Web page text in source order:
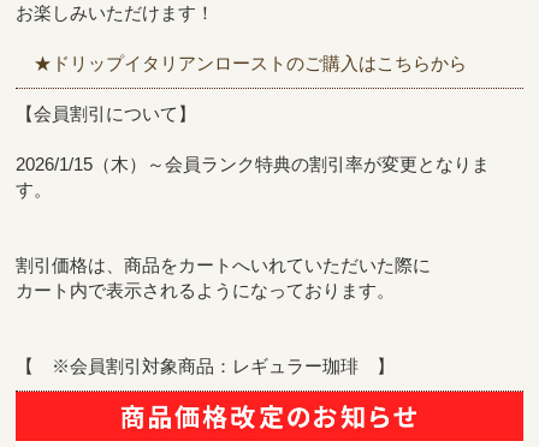
お楽しみいただけます！
★ドリップイタリアンローストのご購入はこちらから
【会員割引について】
2026/1/15（木）～会員ランク特典の割引率が変更となりま
す。
割引価格は、商品をカートへいれていただいた際に
カート内で表示されるようになっております。
【 ※会員割引対象商品：レギュラー珈琲 】